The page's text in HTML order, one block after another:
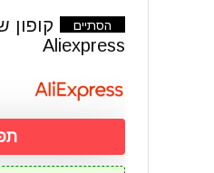
הסתיים
קופון
Aliexpress